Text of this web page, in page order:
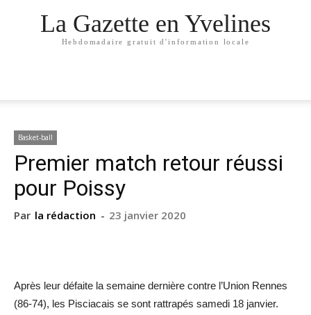
La Gazette en Yvelines
Hebdomadaire gratuit d'information locale
Basket-ball
Premier match retour réussi
pour Poissy
Par la rédaction - 23 janvier 2020
Après leur défaite la semaine dernière contre l’Union Rennes
(86-74), les Pisciacais se sont rattrapés samedi 18 janvier.